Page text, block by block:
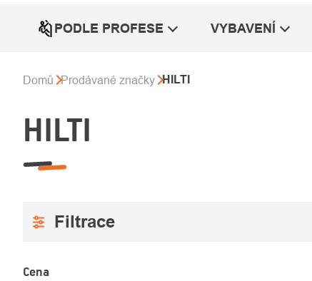
PODLE PROFESE VYBAVENÍ
Domů Prodávané značky HILTI
HILTI
Cena